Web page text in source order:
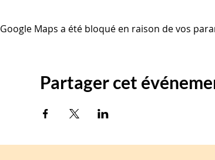
Google Maps a été bloqué en raison de vos
Partager cet